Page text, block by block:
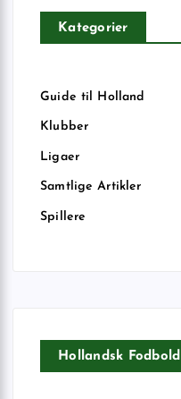
Kategorier
Guide til Holland
Klubber
Ligaer
Samtlige Artikler
Spillere
Hollandsk Fodbold